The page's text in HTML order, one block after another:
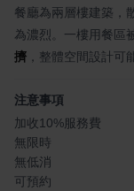
餐廳為兩層樓建築，
為濃烈。一樓用餐區
擠 ，整體空間設計可
注意事項
加收10%服務費
無限時
無低消
可預約